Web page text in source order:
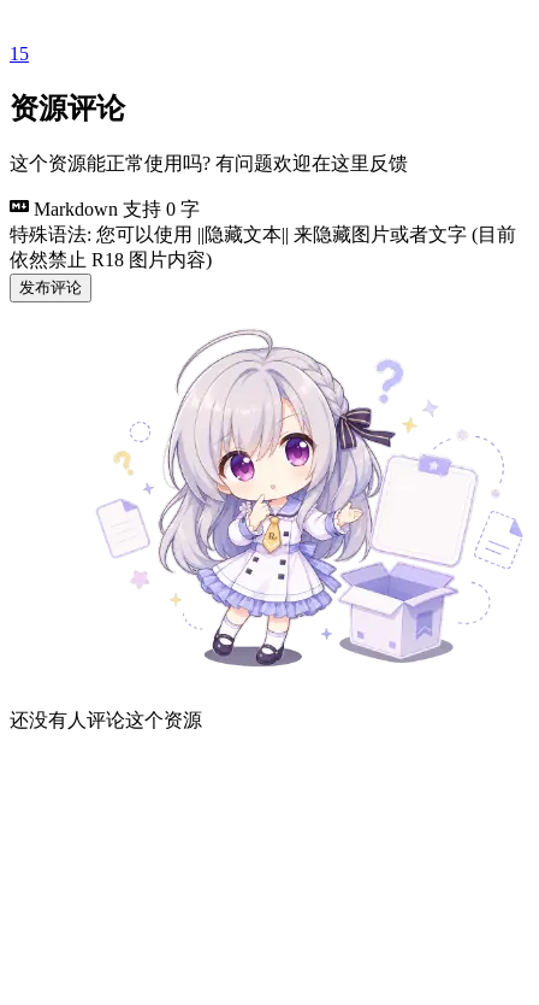
15
资源评论
这个资源能正常使用吗? 有问题欢迎在这里反馈
Markdown 支持 0 字
特殊语法: 您可以使用 ||隐藏文本|| 来隐藏图片或者文字 (目前
依然禁止 R18 图片内容)
发布评论
还没有人评论这个资源